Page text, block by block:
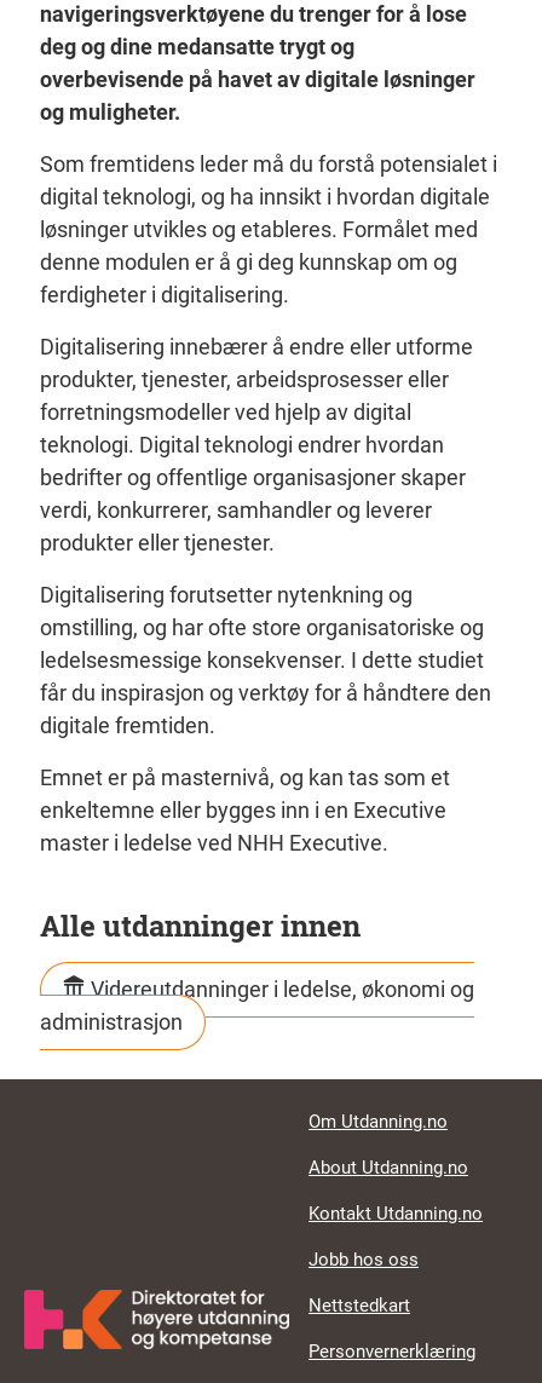
navigeringsverktøyene du trenger for å lose
deg og dine medansatte trygt og
overbevisende på havet av digitale løsninger
og muligheter.
Som fremtidens leder må du forstå potensialet i
digital teknologi, og ha innsikt i hvordan digitale
løsninger utvikles og etableres. Formålet med
denne modulen er å gi deg kunnskap om og
ferdigheter i digitalisering.
Digitalisering innebærer å endre eller utforme
produkter, tjenester, arbeidsprosesser eller
forretningsmodeller ved hjelp av digital
teknologi. Digital teknologi endrer hvordan
bedrifter og offentlige organisasjoner skaper
verdi, konkurrerer, samhandler og leverer
produkter eller tjenester.
Digitalisering forutsetter nytenkning og
omstilling, og har ofte store organisatoriske og
ledelsesmessige konsekvenser. I dette studiet
får du inspirasjon og verktøy for å håndtere den
digitale fremtiden.
Emnet er på masternivå, og kan tas som et
enkeltemne eller bygges inn i en Executive
master i ledelse ved NHH Executive.
Alle utdanninger innen
Videreutdanninger i ledelse, økonomi og
administrasjon
Footer links
Om Utdanning.no
About Utdanning.no
Kontakt Utdanning.no
Jobb hos oss
Nettstedkart
Personvernerklæring